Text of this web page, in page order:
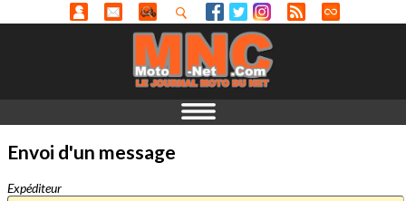
Envoi d'un message
Expéditeur